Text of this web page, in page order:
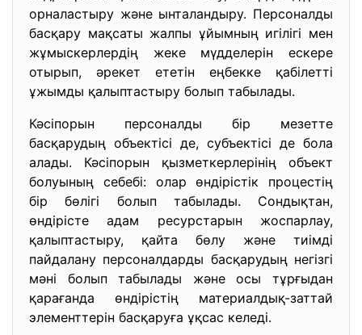
орналастыру және ынталандыру. Персоналды
басқару мақсаты жалпы ұйымның игілігі мен
жұмыскерлердің жеке мүдделерін ескере
отырып, әрекет ететін еңбекке қабілетті
ұжымды қалыптастыру болып табылады.
Кәсіпорын персоналды бір мезетте
басқарудың объектісі де, субъектісі де бола
алады. Кәсіпорын қызметкерлерінің объект
болуының себебі: олар өндірістік процестің
бір бөлігі болып табылады. Сондықтан,
өндірісте адам ресурстарын жоспарлау,
қалыптастыру, қайта бөлу және тиімді
пайдалану персоналдарды басқарудың негізгі
мәні болып табылады және осы тұрғыдан
қарағанда өндірістің материалдық-заттай
элементтерін басқаруға ұқсас келеді.